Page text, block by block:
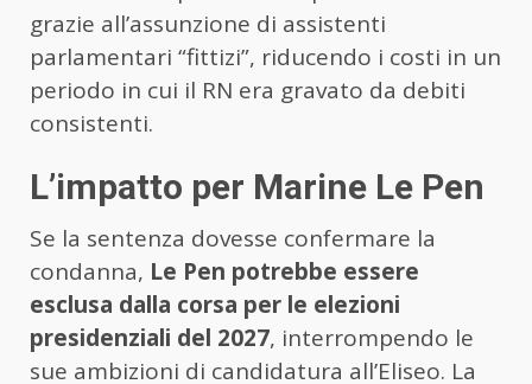
grazie all’assunzione di assistenti
parlamentari “fittizi”, riducendo i costi in un
periodo in cui il RN era gravato da debiti
consistenti.
L’impatto per Marine Le Pen
Se la sentenza dovesse confermare la
condanna, Le Pen potrebbe essere
esclusa dalla corsa per le elezioni
presidenziali del 2027, interrompendo le
sue ambizioni di candidatura all’Eliseo. La